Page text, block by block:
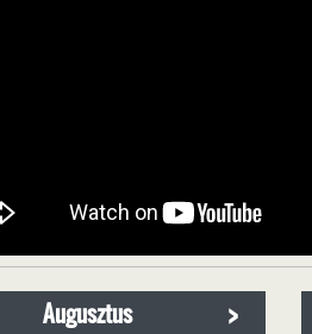
Augusztus >